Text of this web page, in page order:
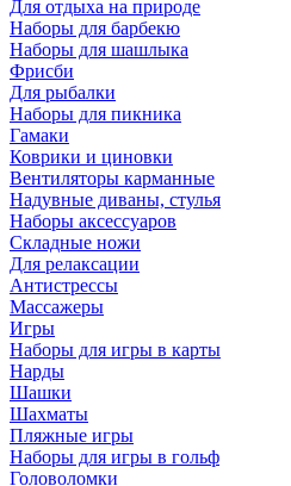
Для отдыха на природе
Наборы для барбекю
Наборы для шашлыка
Фрисби
Для рыбалки
Наборы для пикника
Гамаки
Коврики и циновки
Вентиляторы карманные
Надувные диваны, стулья
Наборы аксессуаров
Складные ножи
Для релаксации
Антистрессы
Массажеры
Игры
Наборы для игры в карты
Нарды
Шашки
Шахматы
Пляжные игры
Наборы для игры в гольф
Головоломки